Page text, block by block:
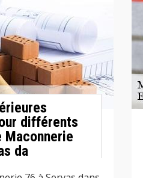
différents
da